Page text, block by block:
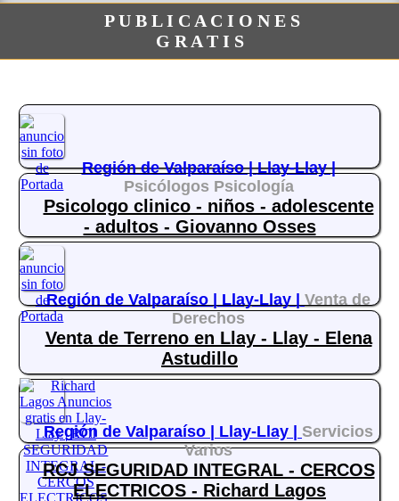
P U B L I C A C I O N E S
G R A T I S
Región de Valparaíso |Llay-Llay |
Psicólogos Psicología
Psicologo clinico - niños - adolescente
- adultos - Giovanno Osses
Región de Valparaíso | Llay-Llay | Venta de
Derechos
Venta de Terreno en Llay - Llay - Elena
Astudillo
Región de Valparaíso | Llay-Llay | Servicios
Varios
RCJ SEGURIDAD INTEGRAL - CERCOS
ELECTRICOS - Richard Lagos